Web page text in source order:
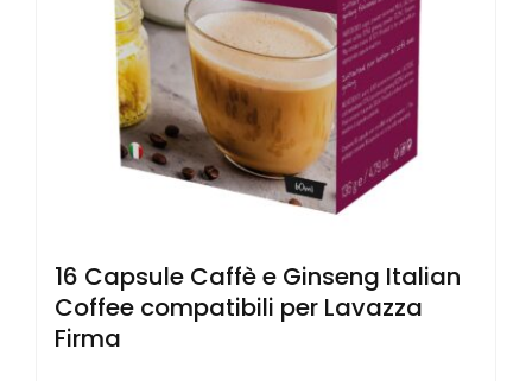
16 Capsule Caffè e Ginseng Italian
Coffee compatibili per Lavazza
Firma